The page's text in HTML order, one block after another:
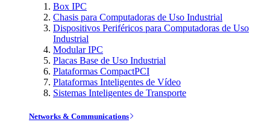
Box IPC
Chasis para Computadoras de Uso Industrial
Dispositivos Periféricos para Computadoras de Uso
Industrial
Modular IPC
Placas Base de Uso Industrial
Plataformas CompactPCI
Plataformas Inteligentes de Vídeo
Sistemas Inteligentes de Transporte
Networks & Communications